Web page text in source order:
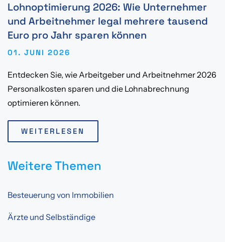
Lohnoptimierung 2026: Wie Unternehmer
und Arbeitnehmer legal mehrere tausend
Euro pro Jahr sparen können
01. JUNI 2026
Entdecken Sie, wie Arbeitgeber und Arbeitnehmer 2026
Personalkosten sparen und die Lohnabrechnung
optimieren können.
WEITERLESEN
Weitere Themen
Besteuerung von Immobilien
Ärzte und Selbständige